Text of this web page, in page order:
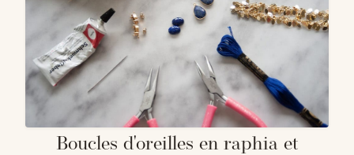
Boucles d'oreilles en raphia et